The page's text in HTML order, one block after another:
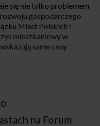
się nie tylko problemem
gospodarczego
Miast Polskich i
mieszkaniowy w
same ceny
na Forum